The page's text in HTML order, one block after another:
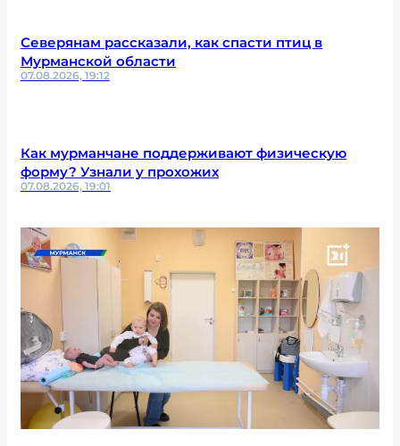
Северянам рассказали, как спасти птиц в
Мурманской области
07.08.2026, 19:12
Как мурманчане поддерживают физическую
форму? Узнали у прохожих
07.08.2026, 19:01